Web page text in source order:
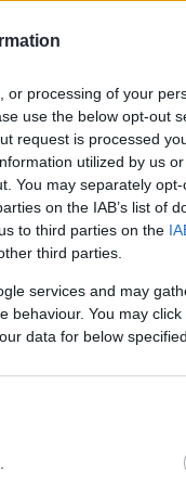
or processing of your
use the below opt-out
request is processed
utilized by us
You may separately
on the IAB’s list of
to third parties on the
third parties.
services and may
behaviour. You may
data for below
см, 21
56-м
Почти
Шэмс
в
где
лучшим